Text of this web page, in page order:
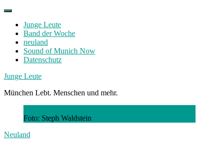
Skip
contentJunge Leute
Band der Woche
neuland
Sound of Munich Now
Datenschutz
Facebook
Twitter
Instagram
Junge Leute
München Lebt. Menschen und mehr.
Foto: Steph Waldstein
Neuland